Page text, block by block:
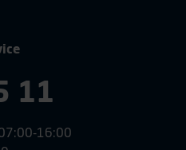
11
07:00-16:00